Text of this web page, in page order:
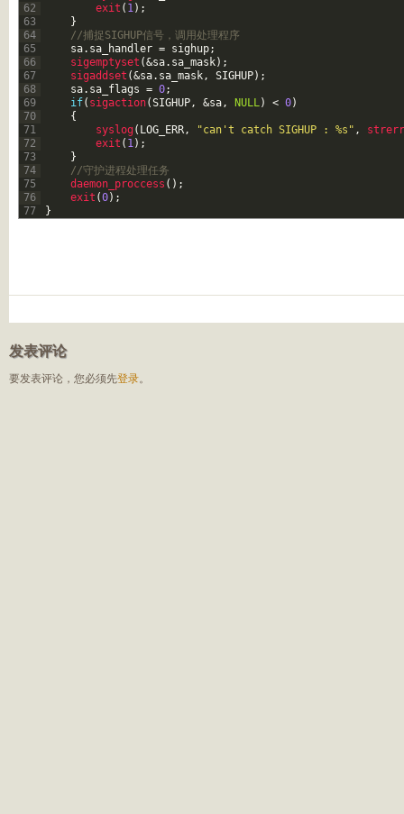
62
63
64
65
66
67
68
69
70
71
72
73
74
75
76
77
exit ( 1) ;
}
//捕捉SIGHUP信号，调用处理程序
sa. sa_handler = sighup;
sigemptyset (&sa. sa_mask) ;
sigaddset (&sa. sa_mask, SIGHUP) ;
sa. sa_flags = 0;
if( sigaction(SIGHUP, &sa, NULL) < 0)
{
syslog ( LOG_ERR, "can't catch SIGHUP : %s" ,
exit ( 1) ;
}
//守护进程处理任务
daemon_proccess ( ) ;
exit (0) ;
}
发表评论
要发表评论，您必须先登录。